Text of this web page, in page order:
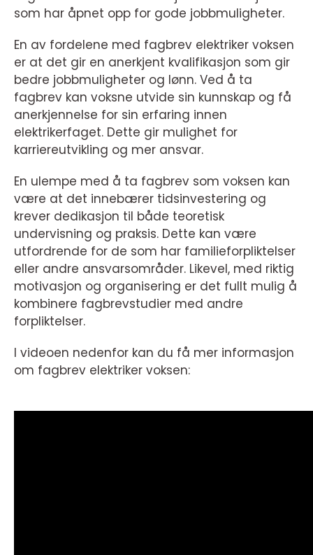
som har åpnet opp for gode jobbmuligheter.
En av fordelene med fagbrev elektriker voksen
er at det gir en anerkjent kvalifikasjon som gir
bedre jobbmuligheter og lønn. Ved å ta
fagbrev kan voksne utvide sin kunnskap og få
anerkjennelse for sin erfaring innen
elektrikerfaget. Dette gir mulighet for
karriereutvikling og mer ansvar.
En ulempe med å ta fagbrev som voksen kan
være at det innebærer tidsinvestering og
krever dedikasjon til både teoretisk
undervisning og praksis. Dette kan være
utfordrende for de som har familieforpliktelser
eller andre ansvarsområder. Likevel, med riktig
motivasjon og organisering er det fullt mulig å
kombinere fagbrevstudier med andre
forpliktelser.
I videoen nedenfor kan du få mer informasjon
om fagbrev elektriker voksen: